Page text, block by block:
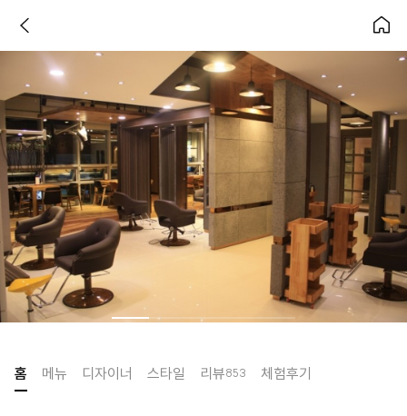
홈 메뉴 디자이너 스타일 리뷰853 체험후기